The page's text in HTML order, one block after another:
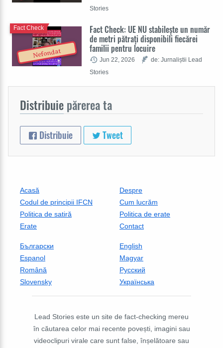
Stories
Nefondat
Fact Check: UE NU stabilește un număr
de metri pătrați disponibili fiecărei
familii pentru locuire
Fact Check
Jun 22, 2026
de: Jurnaliștii Lead
Stories
Distribuie părerea ta
Distribuie Tweet
Acasă
Despre
Codul de principii IFCN
Cum lucrăm
Politica de satiră
Politica de erate
Erate
Contact
Български
English
Espanol
Magyar
Română
Русский
Slovensky
Українська
Lead Stories este un site de fact-checking mereu
în căutarea celor mai recente povești, imagini sau
videoclipuri virale care sunt false, înșelătoare sau